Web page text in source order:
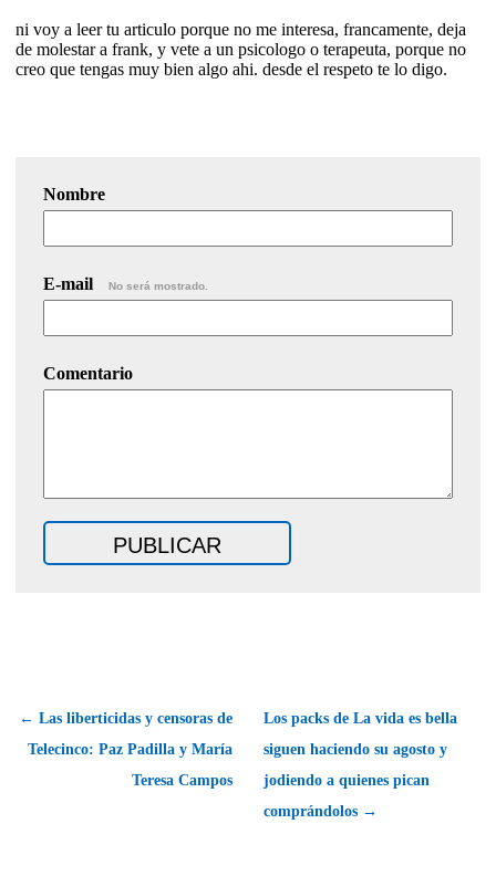
ni voy a leer tu articulo porque no me interesa, francamente, deja
de molestar a frank, y vete a un psicologo o terapeuta, porque no
creo que tengas muy bien algo ahi. desde el respeto te lo digo.
Nombre
E-mail No será mostrado.
Comentario
← Las liberticidas y censoras de
Telecinco: Paz Padilla y María
Teresa Campos
Los packs de La vida es bella
siguen haciendo su agosto y
jodiendo a quienes pican
comprándolos →